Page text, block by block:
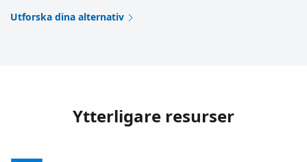
Utforska dina alternativ
Ytterligare resurser